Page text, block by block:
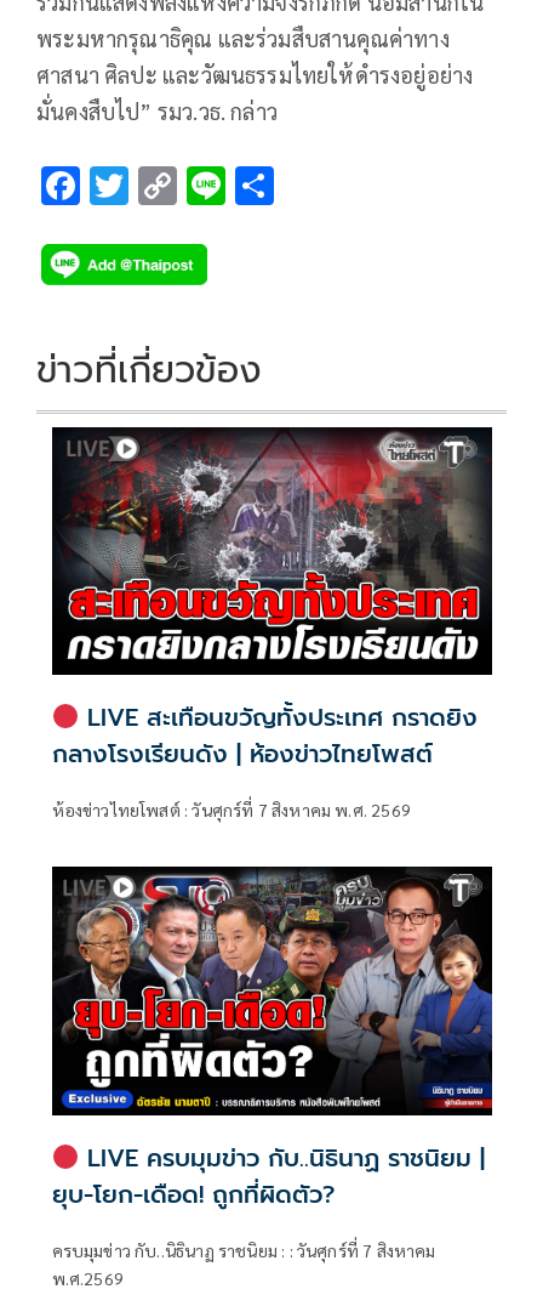
พระมหากรุณาธิคุณ และร่วมสืบสานคุณค่าทาง
ศาสนา ศิลปะ และวัฒนธรรมไทยให้ดำรงอยู่อย่าง
มั่นคงสืบไป” รมว.วธ. กล่าว
F
e
b
o
k
T
tt
er
C
p
y
Li
n
k
Li
ข่าวที่เกี่ยวข้อง
LIVE สะเทือนขวัญทั้งประเทศ กราดยิง
กลางโรงเรียนดัง | ห้องข่าวไทยโพสต์
ห้องข่าวไทยโพสต์ : วันศุกร์ที่ 7 สิงหาคม พ.ศ. 2569
LIVE ครบมุมข่าว กับ..นิธินาฏ ราชนิยม |
ยุบ-โยก-เดือด! ถูกที่ผิดตัว?
ครบมุมข่าว กับ..นิธินาฏ ราชนิยม : : วันศุกร์ที่ 7 สิงหาคม
พ.ศ.2569